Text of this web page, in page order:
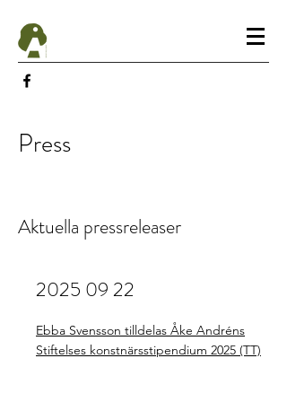
Press
Aktuella pressreleaser
2025 09 22
Ebba Svensson tilldelas Åke Andréns
Stiftelses konstnärsstipendium 2025 (TT)